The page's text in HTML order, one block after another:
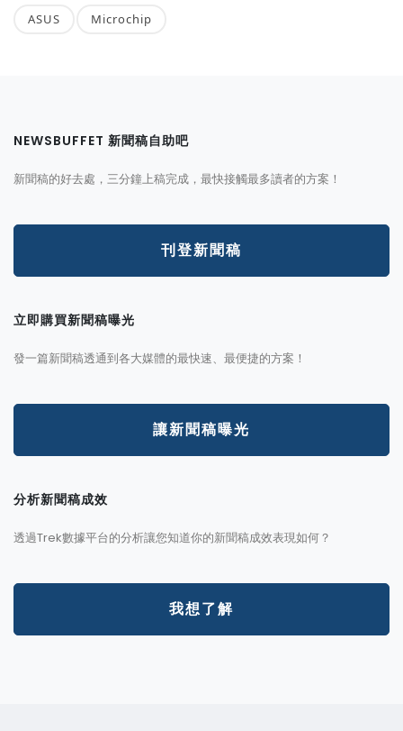
ASUS Microchip
NEWSBUFFET 新聞稿自助吧
新聞稿的好去處，三分鐘上稿完成，最快接觸最多讀者的方案！
刊登新聞稿
立即購買新聞稿曝光
發一篇新聞稿透通到各大媒體的最快速、最便捷的方案！
讓新聞稿曝光
分析新聞稿成效
透過Trek數據平台的分析讓您知道你的新聞稿成效表現如何？
我想了解